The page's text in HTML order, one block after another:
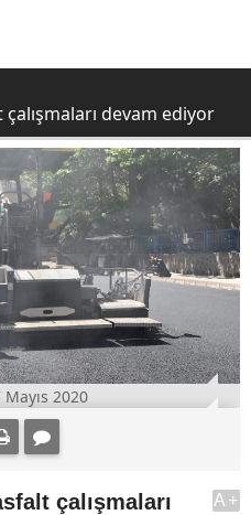
devam ediyor
Mayıs 2020
çalışmaları
A+